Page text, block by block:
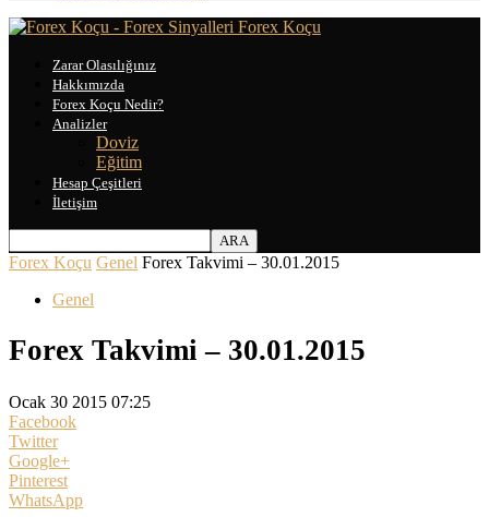
Forex Koçu
Zarar Olasılığınız
Hakkımızda
Forex Koçu Nedir?
Analizler
Doviz
Eğitim
Hesap Çeşitleri
İletişim
Forex Koçu Genel Forex Takvimi – 30.01.2015
Genel
Forex Takvimi – 30.01.2015
Ocak 30 2015 07:25
Facebook
Twitter
Google+
Pinterest
WhatsApp